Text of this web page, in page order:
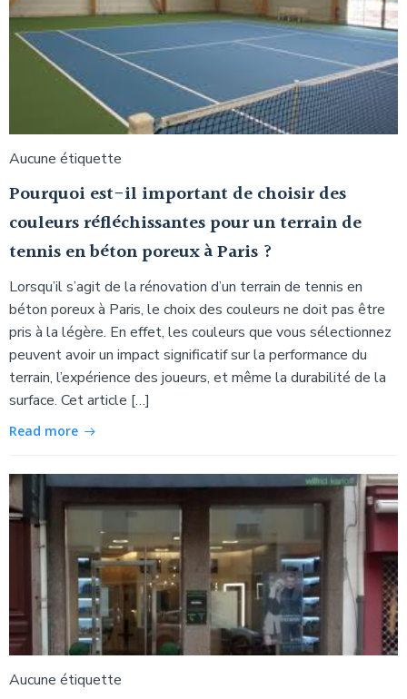
Aucune étiquette
Pourquoi est-il important de choisir des
couleurs réfléchissantes pour un terrain de
tennis en béton poreux à Paris ?
Lorsqu’il s’agit de la rénovation d’un terrain de tennis en
béton poreux à Paris, le choix des couleurs ne doit pas être
pris à la légère. En effet, les couleurs que vous sélectionnez
peuvent avoir un impact significatif sur la performance du
terrain, l’expérience des joueurs, et même la durabilité de la
surface. Cet article […]
Read more
Aucune étiquette